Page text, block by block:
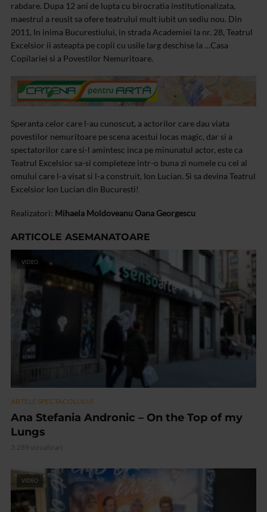
rabdare. Dupa 12 ani de lupta cu birocratia institutionalizata,
maestrul a reusit sa ofere teatrului mult iubit un sediu nou. Din
2011, In inima Bucurestiului, in strada Academiei la nr. 28, Teatrul
Excelsior ii asteapta pe copii cu usile larg deschise la …Casa
Copilariei si a Povestilor Nemuritoare.
Speranta celor care l-au cunoscut, a actorilor care dau viata
povestilor nemuritoare pe scena acestui locas magic, dar si a
spectatorilor care si-l amintesc inca pe minunatul actor, este ca
Teatrul Excelsior sa-si completeze intr-o buna zi numele cu cel al
omului care l-a visat si l-a construit, Ion Lucian. Si sa devina Teatrul
Excelsior Ion Lucian din Bucuresti!
Realizatori: Mihaela Moldoveanu Oana Georgescu
ARTICOLE ASEMANATOARE
VIDEO
ARTELE SPECTACOLULUI
Ana Stefania Andronic – On the Top of my
Lungs
3.289 vizualizari
VIDEO